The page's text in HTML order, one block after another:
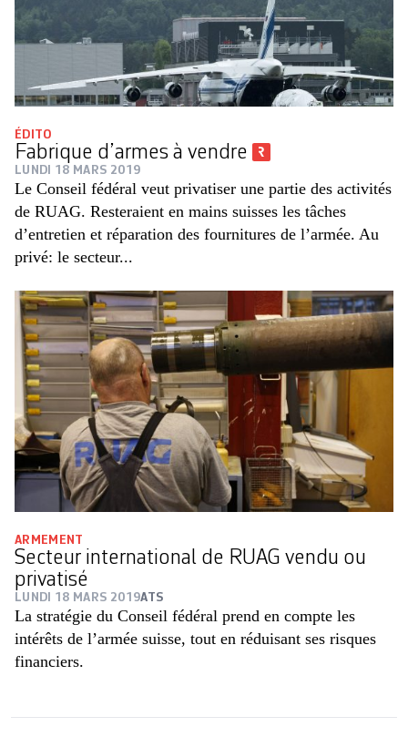
ÉDITO
Fabrique d’armes à vendre
LUNDI 18 MARS 2019
Le Conseil fédéral veut privatiser une partie des activités
de RUAG. Resteraient en mains suisses les tâches
d’entretien et réparation des fournitures de l’armée. Au
privé: le secteur...
ARMEMENT
Secteur international de RUAG vendu ou
privatisé
LUNDI 18 MARS 2019ATS
La stratégie du Conseil fédéral prend en compte les
intérêts de l’armée suisse, tout en réduisant ses risques
financiers.